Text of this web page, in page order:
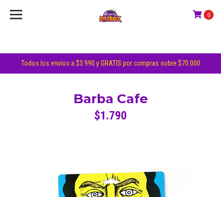
Todos los envíos a $3.990 y GRATIS por compras sobre $70.000
0
Barba Cafe
$1.790